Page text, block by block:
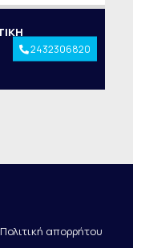
2432306820
Πολιτική απορρήτου